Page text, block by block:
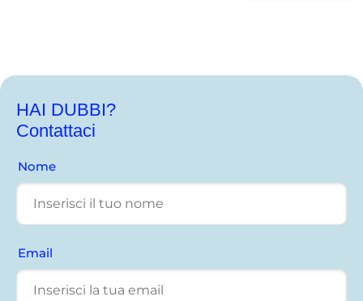
HAI DUBBI?
Contattaci
Nome
Email